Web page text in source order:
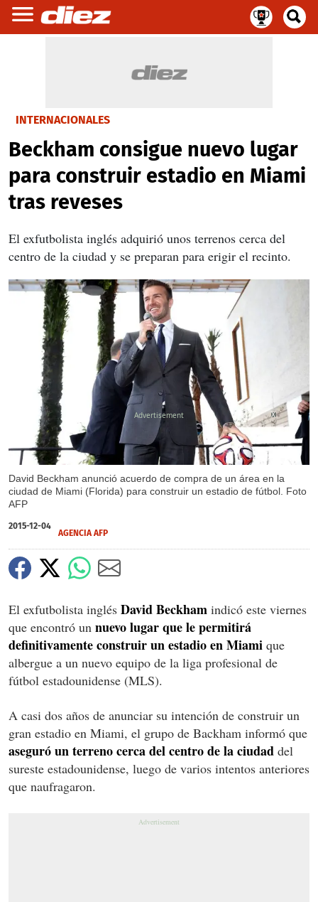
INTERNACIONALES
Beckham consigue nuevo lugar
para construir estadio en Miami
tras reveses
El exfutbolista inglés adquirió unos terrenos cerca del
centro de la ciudad y se preparan para erigir el recinto.
David Beckham anunció acuerdo de compra de un área en la
ciudad de Miami (Florida) para construir un estadio de fútbol. Foto
AFP
X
2015-12-04
AGENCIA AFP
El exfutbolista inglés David Beckham indicó este viernes
que encontró un nuevo lugar que le permitirá
definitivamente construir un estadio en Miami que
albergue a un nuevo equipo de la liga profesional de
fútbol estadounidense (MLS).
A casi dos años de anunciar su intención de construir un
gran estadio en Miami, el grupo de Backham informó que
aseguró un terreno cerca del centro de la ciudad del
sureste estadounidense, luego de varios intentos anteriores
que naufragaron.